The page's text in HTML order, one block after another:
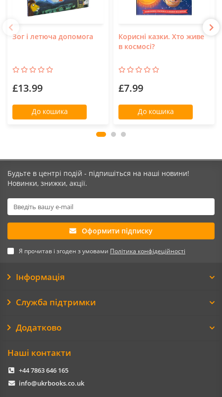
Зог і летюча допомога
£13.99
До кошика
Корисні казки. Хто живе
в космосі?
£7.99
До кошика
Будьте в центрі подій - підпишіться на наші новини!
Новинки, знижки, акції.
Оформити підписку
Я прочитав і згоден з умовами Політика конфідеційності
Інформація
Служба підтримки
Додатково
Наші контакти
+44 7863 646 165
info@ukrbooks.co.uk